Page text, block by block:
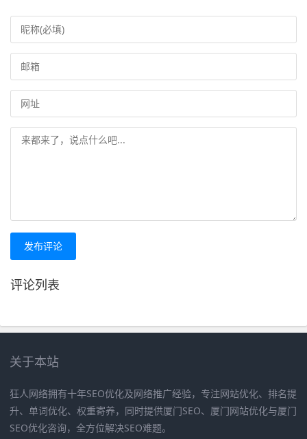
发布评论
评论列表
关于本站
狂人网络拥有十年SEO优化及网络推广经验，专注网站优化、排名提
升、单词优化、权重寄养，同时提供厦门SEO、厦门网站优化与厦门
SEO优化咨询，全方位解决SEO难题。